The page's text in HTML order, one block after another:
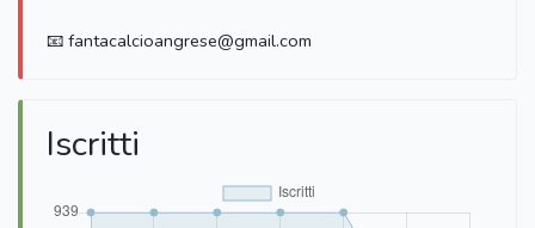
📧 fantacalcioangrese@gmail.com
Iscritti